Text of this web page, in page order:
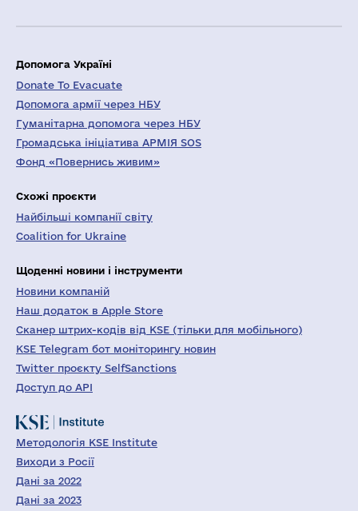
Допомога Україні
Donate To Evacuate
Допомога армії через НБУ
Гуманітарна допомога через НБУ
Громадська ініціатива АРМІЯ SOS
Фонд «Повернись живим»
Схожі проєкти
Найбільші компанії світу
Coalition for Ukraine
Щоденні новини і інструменти
Новини компаній
Наш додаток в Apple Store
Сканер штрих-кодів від KSE (тільки для мобільного)
KSE Telegram бот моніторингу новин
Twitter проєкту SelfSanctions
Доступ до API
Методологія KSE Institute
Виходи з Росії
Дані за 2022
Дані за 2023